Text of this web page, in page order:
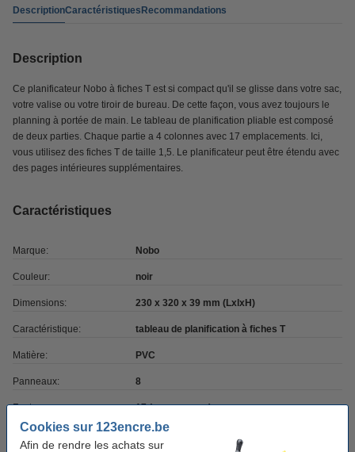
Cookies sur 123encre.be
Afin de rendre les achats sur
DescriptionCaractéristiquesRecommandations
Description
Ce planificateur Nobo à fiches T est si compact qu'il se glisse dans votre sac,
votre valise ou votre tiroir de bureau. De cette façon, vous avez toujours le
planning à portée de main. Le tableau de planification pliable est composé
de deux parties. Chaque partie a 4 colonnes avec 17 emplacements. Ici,
vous utilisez des fiches T de taille 1,5. Le planificateur peut être étendu avec
des pages intérieures supplémentaires.
Caractéristiques
Marque: Nobo
Couleur: noir
Dimensions: 230 x 320 x 39 mm (LxlxH)
Caractéristique: tableau de planification à fiches T
Matière: PVC
Panneaux: 8
Fentes: 17 (par panneau)
Fiches T: taille 1.5